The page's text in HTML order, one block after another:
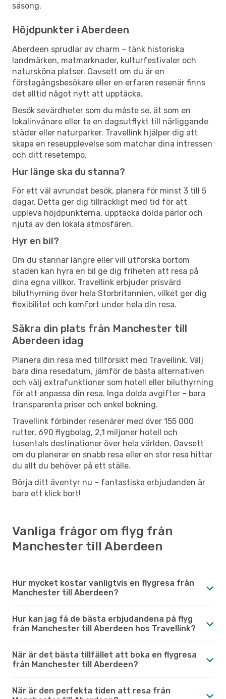
säsong.
Höjdpunkter i Aberdeen
Aberdeen sprudlar av charm – tänk historiska
landmärken, matmarknader, kulturfestivaler och
natursköna platser. Oavsett om du är en
förstagångsbesökare eller en erfaren resenär finns
det alltid något nytt att upptäcka.
Besök sevärdheter som du måste se, ät som en
lokalinvånare eller ta en dagsutflykt till närliggande
städer eller naturparker. Travellink hjälper dig att
skapa en reseupplevelse som matchar dina intressen
och ditt resetempo.
Hur länge ska du stanna?
För ett väl avrundat besök, planera för minst 3 till 5
dagar. Detta ger dig tillräckligt med tid för att
uppleva höjdpunkterna, upptäcka dolda pärlor och
njuta av den lokala atmosfären.
Hyr en bil?
Om du stannar längre eller vill utforska bortom
staden kan hyra en bil ge dig friheten att resa på
dina egna villkor. Travellink erbjuder prisvärd
biluthyrning över hela Storbritannien, vilket ger dig
flexibilitet och komfort under hela din resa.
Säkra din plats från Manchester till
Aberdeen idag
Planera din resa med tillförsikt med Travellink. Välj
bara dina resedatum, jämför de bästa alternativen
och välj extrafunktioner som hotell eller biluthyrning
för att anpassa din resa. Inga dolda avgifter – bara
transparenta priser och enkel bokning.
Travellink förbinder resenärer med över 155 000
rutter, 690 flygbolag, 2,1 miljoner hotell och
tusentals destinationer över hela världen. Oavsett
om du planerar en snabb resa eller en stor resa hittar
du allt du behöver på ett ställe.
Börja ditt äventyr nu – fantastiska erbjudanden är
bara ett klick bort!
Vanliga frågor om flyg från
Manchester till Aberdeen
Hur mycket kostar vanligtvis en flygresa från
Manchester till Aberdeen?
Hur kan jag få de bästa erbjudandena på flyg
från Manchester till Aberdeen hos Travellink?
När är det bästa tillfället att boka en flygresa
från Manchester till Aberdeen?
När är den perfekta tiden att resa från